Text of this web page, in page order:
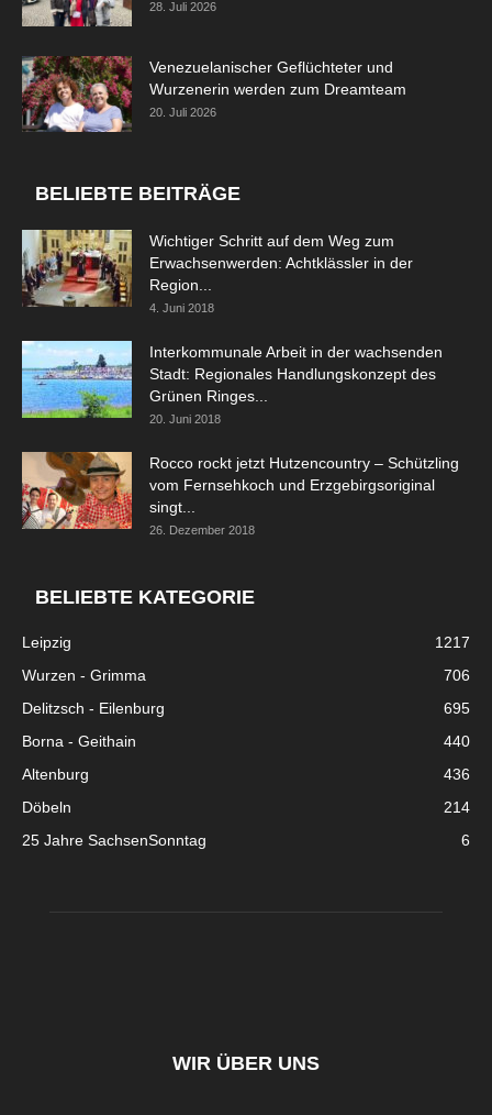
28. Juli 2026
Venezuelanischer Geflüchteter und
Wurzenerin werden zum Dreamteam
20. Juli 2026
BELIEBTE BEITRÄGE
Wichtiger Schritt auf dem Weg zum
Erwachsenwerden: Achtklässler in der
Region...
4. Juni 2018
Interkommunale Arbeit in der wachsenden
Stadt: Regionales Handlungskonzept des
Grünen Ringes...
20. Juni 2018
Rocco rockt jetzt Hutzencountry – Schützling
vom Fernsehkoch und Erzgebirgsoriginal
singt...
26. Dezember 2018
BELIEBTE KATEGORIE
Leipzig
1217
Wurzen - Grimma
706
Delitzsch - Eilenburg
695
Borna - Geithain
440
Altenburg
436
Döbeln
214
25 Jahre SachsenSonntag
6
WIR ÜBER UNS